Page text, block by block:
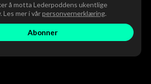
å motta Lederpoddens ukentlige
Les mer i vårpersonvernerklæring.